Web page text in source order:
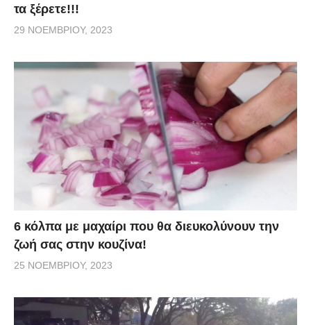
τα ξέρετε!!!
29 ΝΟΕΜΒΡΊΟΥ, 2023
6 κόλπα με μαχαίρι που θα διευκολύνουν την
ζωή σας στην κουζίνα!
25 ΝΟΕΜΒΡΊΟΥ, 2023